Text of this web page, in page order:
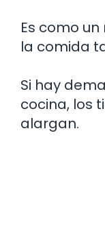
Es como
la comida
Si hay
cocina, los
alargan.